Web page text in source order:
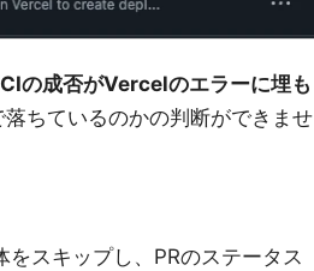
の成否がVercelのエラーに埋も
ちているのかの判断ができませ
スキップし、PRのステータス